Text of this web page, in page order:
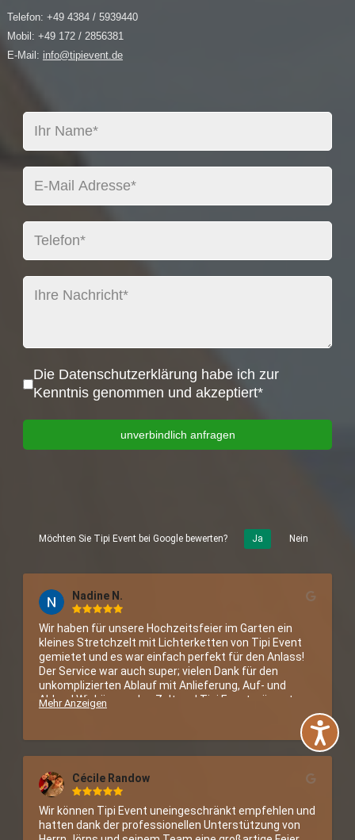
Telefon: +49 4384 / 5939440
Mobil: +49 172 / 2856381
E-Mail: info@tipievent.de
Datenschutz*
Die Datenschutzerklärung habe ich zur
Kenntnis genommen und akzeptiert*
unverbindlich anfragen
Möchten Sie Tipi Event bei Google bewerten? Ja Nein
Nadine N.
Wir haben für unsere Hochzeitsfeier im Garten ein
kleines Stretchzelt mit Lichterketten von Tipi Event
gemietet und es war einfach perfekt für den Anlass!
Der Service war auch super; vielen Dank für den
unkomplizierten Ablauf mit Anlieferung, Auf- und
Abbau! Wir können das Zelt und Tipi Event wärmstens
Mehr Anzeigen
Cécile Randow
Wir können Tipi Event uneingeschränkt empfehlen und
hatten dank der professionellen Unterstützung von